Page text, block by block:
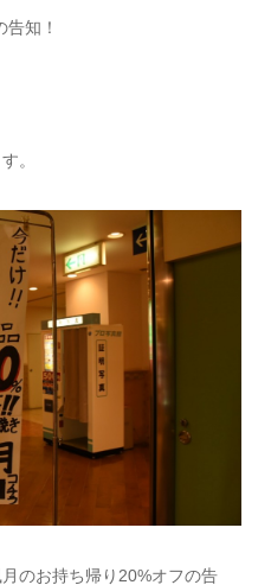
知！
。
のお持ち帰り20%オフの告